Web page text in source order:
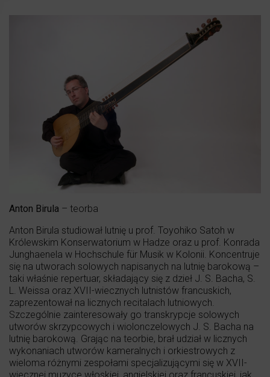
Anton Birula – teorba
Anton Birula studiował lutnię u prof. Toyohiko Satoh w
Królewskim Konserwatorium w Hadze oraz u prof. Konrada
Junghaenela w Hochschule für Musik w Kolonii. Koncentruje
się na utworach solowych napisanych na lutnię barokową –
taki właśnie repertuar, składający się z dzieł J. S. Bacha, S.
L. Weissa oraz XVII-wiecznych lutnistów francuskich,
zaprezentował na licznych recitalach lutniowych.
Szczególnie zainteresowały go transkrypcje solowych
utworów skrzypcowych i wiolonczelowych J. S. Bacha na
lutnię barokową. Grając na teorbie, brał udział w licznych
wykonaniach utworów kameralnych i orkiestrowych z
wieloma różnymi zespołami specjalizującymi się w XVII-